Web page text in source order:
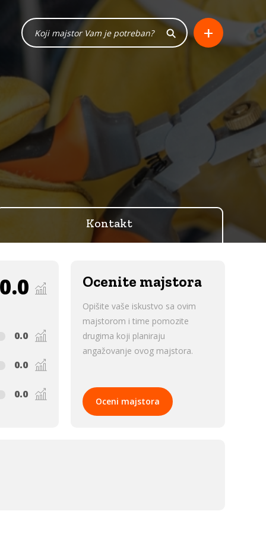
+
Kontakt
0.0
0.0
0.0
0.0
Ocenite majstora
Opišite vaše iskustvo sa ovim
majstorom i time pomozite
drugima koji planiraju
angažovanje ovog majstora.
Oceni majstora